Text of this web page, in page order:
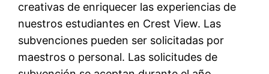
Cheryl Retzlaff
grants@rocv.org
creativas de enriquecer las experiencias de
nuestros estudiantes en Crest View. Las
subvenciones pueden ser solicitadas por
maestros o personal. Las solicitudes de